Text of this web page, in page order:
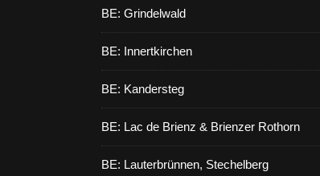
BE: Grindelwald
BE: Innertkirchen
BE: Kandersteg
BE: Lac de Brienz & Brienzer Rothorn
BE: Lauterbrünnen, Stechelberg